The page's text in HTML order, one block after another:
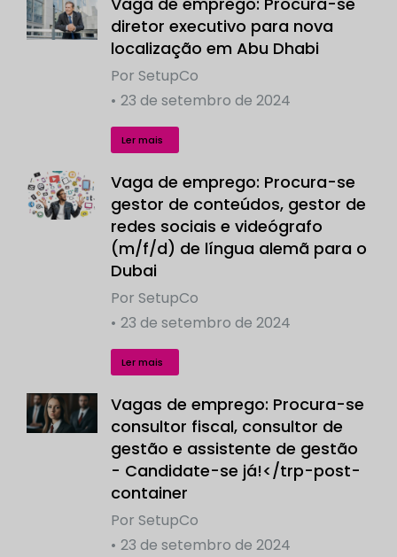
diretor executivo para nova
localização em Abu Dhabi
Por SetupCo
23 de setembro de 2024
Ler mais
Vaga de emprego: Procura-se
gestor de conteúdos, gestor de
redes sociais e videógrafo
(m/f/d) de língua alemã para o
Dubai
Por SetupCo
23 de setembro de 2024
Ler mais
Vagas de emprego: Procura-se
consultor fiscal, consultor de
gestão e assistente de gestão
- Candidate-se já!</trp-post-
container
Por SetupCo
23 de setembro de 2024